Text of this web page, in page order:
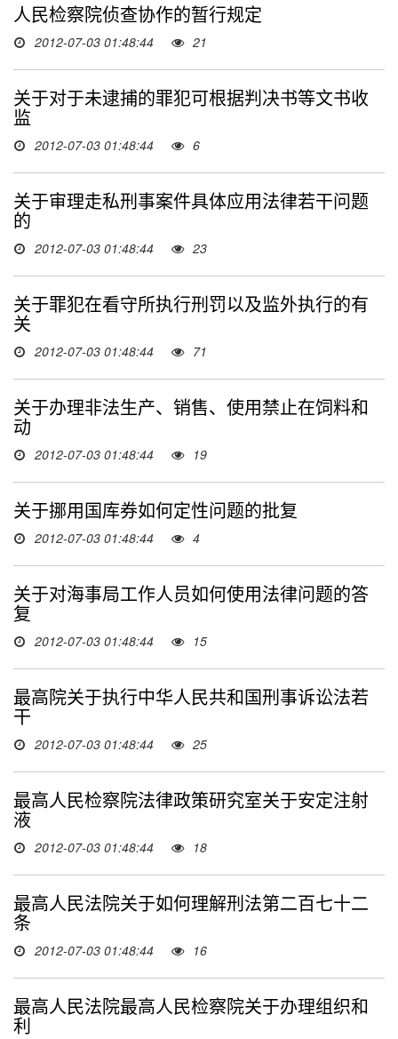
人民检察院侦查协作的暂行规定
2012-07-03 01:48:44 21
关于对于未逮捕的罪犯可根据判决书等文书收
监
2012-07-03 01:48:44 6
关于审理走私刑事案件具体应用法律若干问题
的
2012-07-03 01:48:44 23
关于罪犯在看守所执行刑罚以及监外执行的有
关
2012-07-03 01:48:44 71
关于办理非法生产、销售、使用禁止在饲料和
动
2012-07-03 01:48:44 19
关于挪用国库券如何定性问题的批复
2012-07-03 01:48:44 4
关于对海事局工作人员如何使用法律问题的答
复
2012-07-03 01:48:44 15
最高院关于执行中华人民共和国刑事诉讼法若
干
2012-07-03 01:48:44 25
最高人民检察院法律政策研究室关于安定注射
液
2012-07-03 01:48:44 18
最高人民法院关于如何理解刑法第二百七十二
条
2012-07-03 01:48:44 16
最高人民法院最高人民检察院关于办理组织和
利